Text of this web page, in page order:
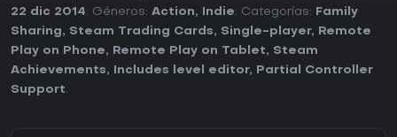
22 dic 2014. Géneros: Action, Indie. Categorías:
Family
Sharing, Steam Trading Cards, Single-player,
Remote
Play on Phone, Remote Play on Tablet, Steam
Achievements, Includes level editor,
Partial Controller
Support.